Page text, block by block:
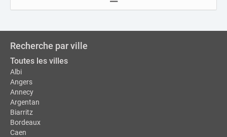
Recherche par ville
Toutes les villes
Albi
Angers
Annecy
Argentan
Biarritz
Bordeaux
Caen